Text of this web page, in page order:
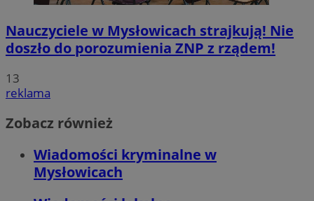
Nauczyciele w Mysłowicach strajkują! Nie
doszło do porozumienia ZNP z rządem!
13
reklama
Zobacz również
Wiadomości kryminalne w
Mysłowicach